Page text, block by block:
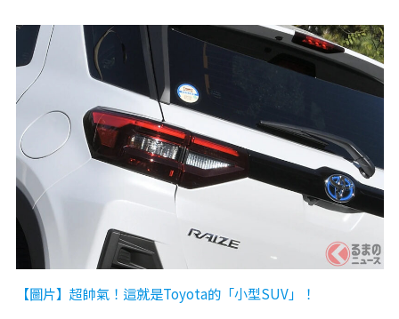
【圖片】超帥氣！這就是Toyota的「小型SUV」！